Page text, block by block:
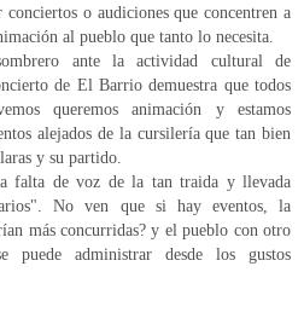
o audiciones que concentren a
al pueblo que tanto lo necesita.
ante la actividad cultural de
de El Barrio demuestra que todos
queremos animación y estamos
alejados de la cursilería que tan bien
y su partido.
falta de voz de la tan traida y llevada
No ven que si hay eventos, la
más concurridas? y el pueblo con otro
puede administrar desde los gustos